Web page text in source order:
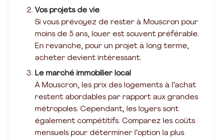
Vos projets de vie
Si vous prévoyez de rester à Mouscron pour
moins de 5 ans, louer est souvent préférable.
En revanche, pour un projet à long terme,
acheter devient intéressant.
Le marché immobilier local
À Mouscron, les prix des logements à l’achat
restent abordables par rapport aux grandes
métropoles. Cependant, les loyers sont
également compétitifs. Comparez les coûts
mensuels pour déterminer l’option la plus